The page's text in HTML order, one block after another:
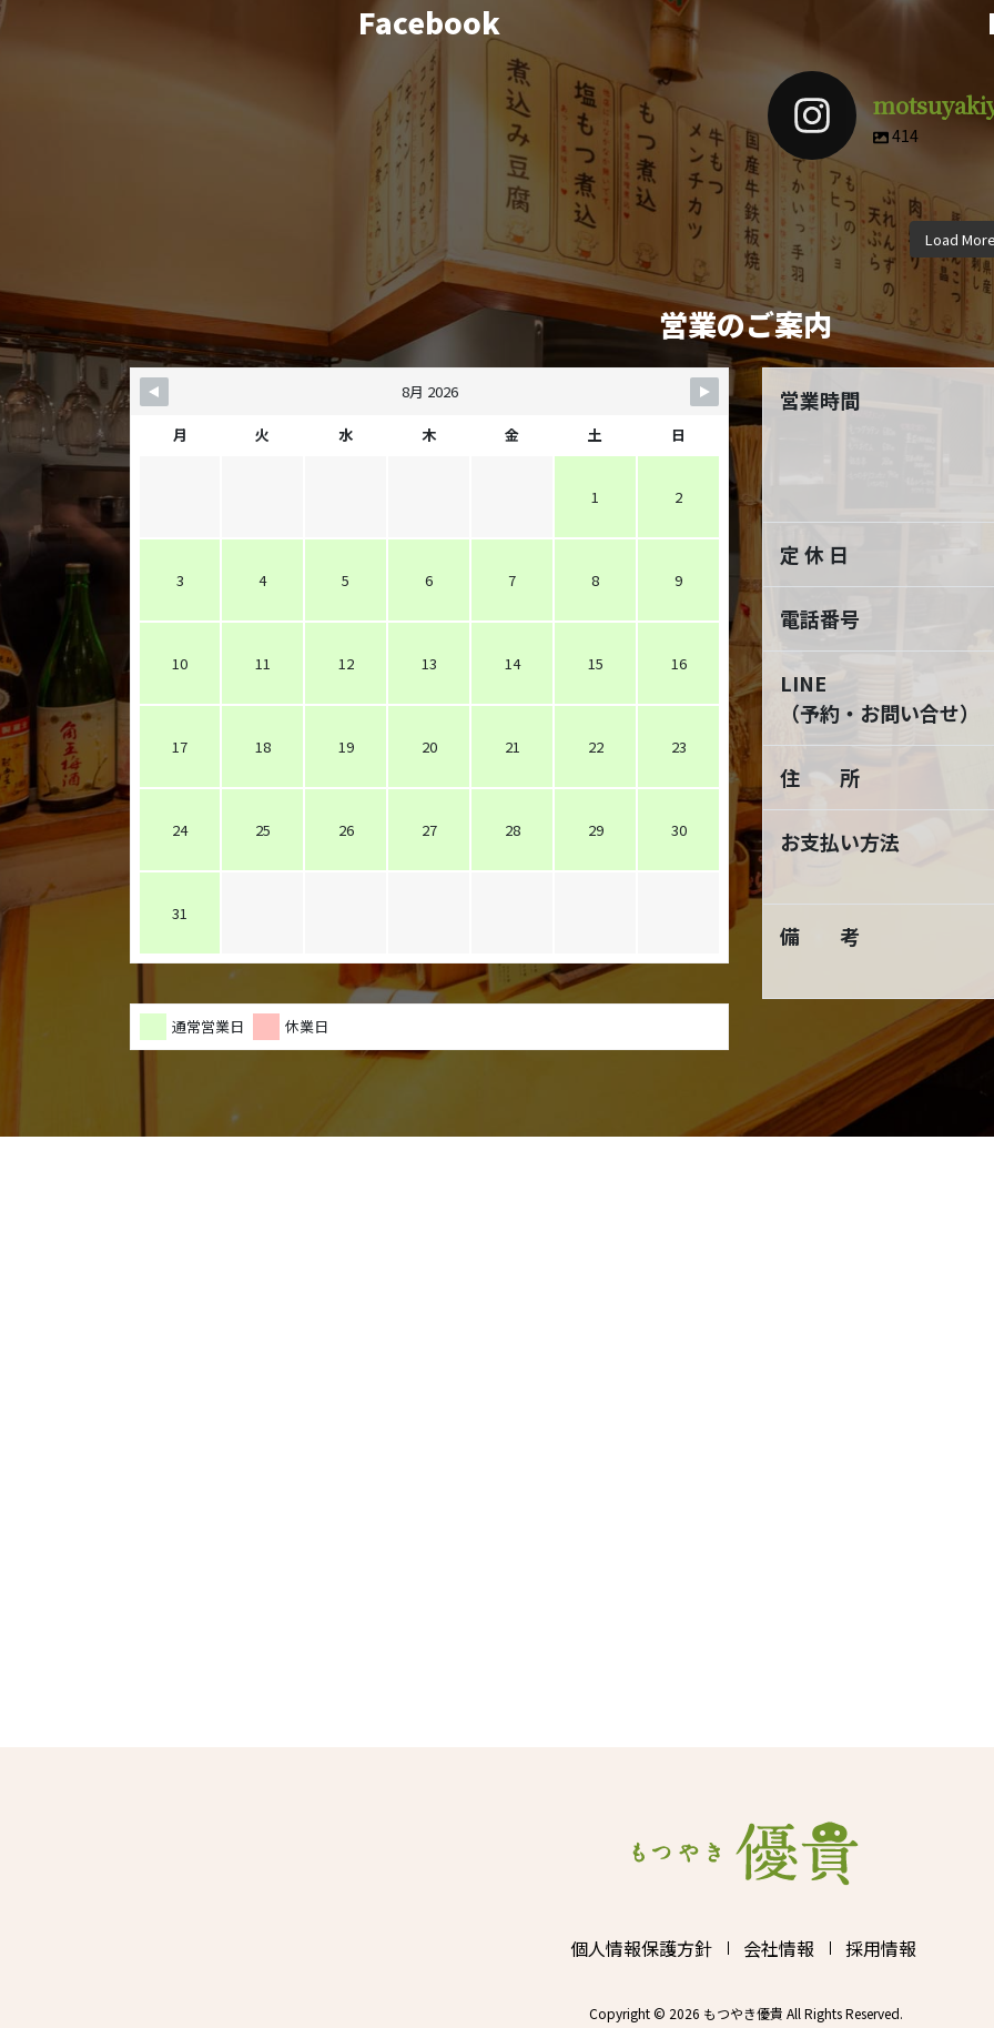
Facebook
414
motsuyakiyuuki
4月 9
3
motsuyakiyuuki
12月 8
motsuyakiyuuki
10月 5
9
Load
営業のご案内
8月 2026
月 火 水 木 金 土 日
1 2
3 4 5 6 7 8 9
10 11 12 13 14 15 16
17 18 19 20 21 22 23
24 25 26 27 28 29 30
31
通常営業日 休業日
営業時間
定 休 日
電話番号
LINE
（予約・お問い合せ）
住 所
お支払い方法
備 考
個人情報保護方針 会社情報 採用情報
Copyright © 2026 もつやき優貴 All Rights Reserved.